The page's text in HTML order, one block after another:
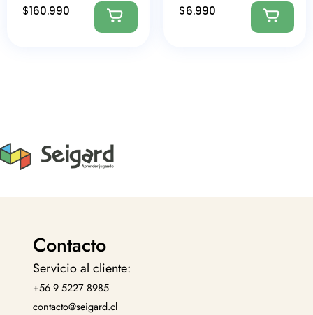
$160.990 $6.990
Contacto
Servicio al cliente:
+56 9 5227 8985
contacto@seigard.cl